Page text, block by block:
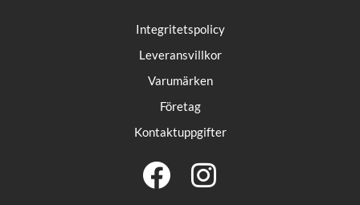
Integritetspolicy
Leveransvillkor
Varumärken
Företag
Kontaktuppgifter